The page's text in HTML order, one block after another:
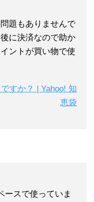
題もありませんで
に決済なので助か
ントが買い物で使
すか？ | Yahoo! 知
恵袋
ースで使っていま